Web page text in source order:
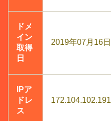
ドメ
イン
取得
日
2019年07月16日
IPア
ドレ
ス
172.104.102.191